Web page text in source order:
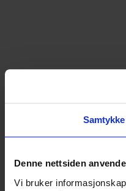
Samtykke
Denne nettsiden
Vi bruker